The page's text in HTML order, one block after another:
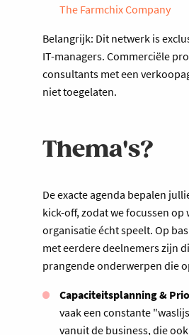
The Farmchix Company
Belangrijk: Dit netwerk is
IT-managers. Commerciële
consultants met een
niet toegelaten.
Thema's?
De exacte agenda bepalen
kick-off, zodat we focussen op
organisatie écht speelt. Op
met eerdere deelnemers zijn
prangende onderwerpen die
Capaciteitsplanning &
vaak een constante
vanuit de business, die